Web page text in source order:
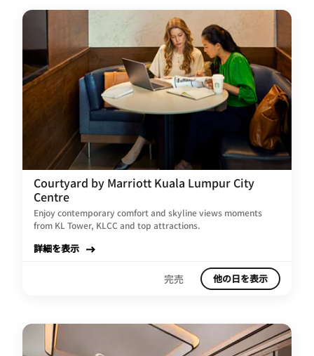
Courtyard by Marriott Kuala Lumpur City
Centre
Enjoy contemporary comfort and skyline views moments
from KL Tower, KLCC and top attractions.
詳細を表示
完売 他の日を表示